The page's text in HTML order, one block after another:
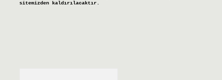
sitemizden kaldırılacaktır.